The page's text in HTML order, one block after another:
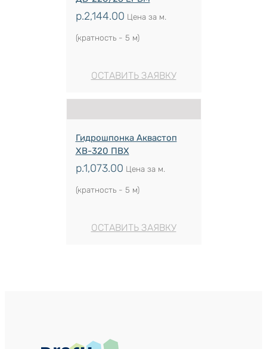
р.2,144.00 Цена за м.
(кратность - 5 м)
ОСТАВИТЬ ЗАЯВКУ
Гидрошпонка Аквастоп
ХВ-320 ПВХ
р.1,073.00 Цена за м.
(кратность - 5 м)
ОСТАВИТЬ ЗАЯВКУ